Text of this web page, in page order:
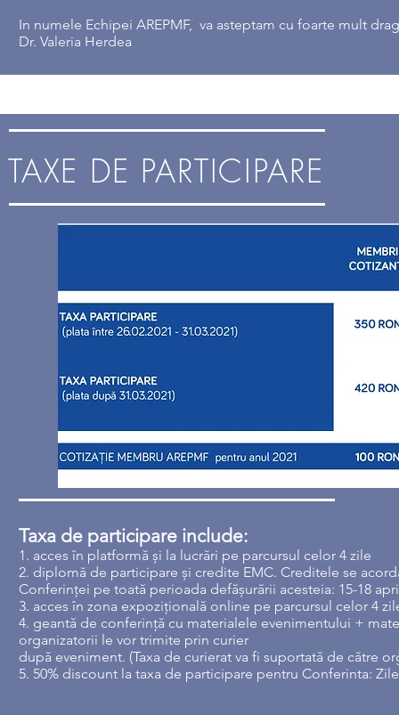
In numele Echipei AREPMF, va asteptam cu foarte mult
Dr. Valeria Herdea
Taxa de participare include:
1. acces în platformă și la lucrări pe parcursul celor 4 zile
2. diplomă de participare și credite EMC. Creditele se
Conferinței pe toată perioada defășurării acesteia: 15-18
3. acces în zona expozițională online pe parcursul celor 4
4. geantă de conferință cu materialele evenimentului +
organizatorii le vor trimite prin curier
după eveniment. (Taxa de curierat va fi suportată de către
5. 50% discount la taxa de participare pentru Conferinta:
TAXE DE PARTICIPARE